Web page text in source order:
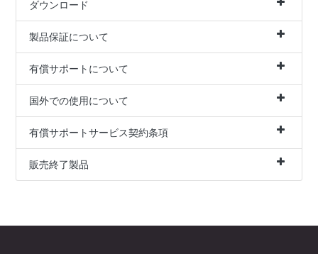
ダウンロード
製品保証について
有償サポートについて
国外での使用について
有償サポートサービス契約条項
販売終了製品